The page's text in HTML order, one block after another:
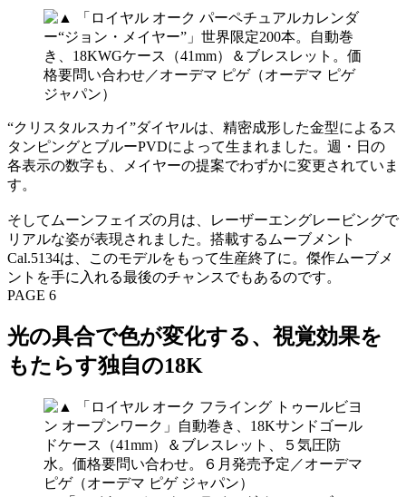
“クリスタルスカイ”ダイヤルは、精密成形した金型によるス
タンピングとブルーPVDによって生まれました。週・日の
各表示の数字も、メイヤーの提案でわずかに変更されていま
す。
そしてムーンフェイズの月は、レーザーエングレービングで
リアルな姿が表現されました。搭載するムーブメント
Cal.5134は、このモデルをもって生産終了に。傑作ムーブメ
ントを手に入れる最後のチャンスでもあるのです。
PAGE 6
光の具合で色が変化する、視覚効果を
もたらす独自の18K